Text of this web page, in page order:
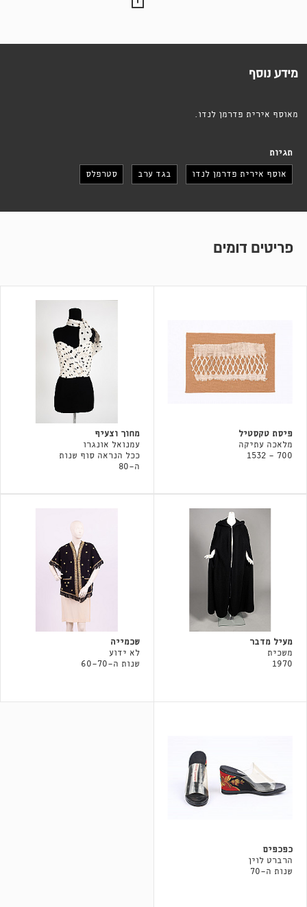
מידע נוסף
מאוסף אירית פדרמן לנדו.
תגיות
אוסף אירית פדרמן לנדו בגד ערב סטרפלס
פריטים דומים
פיסת טקסטיל
מלאכה עתיקה
700 - 1532
מחוך וצעיף
עמנואל אונגרו
ככל הנראה סוף שנות
ה-80
מעיל מדבר
משכית
1970
שכמייה
לא ידוע
שנות ה-60-70
כפכפים
הרברט לוין
שנות ה-70